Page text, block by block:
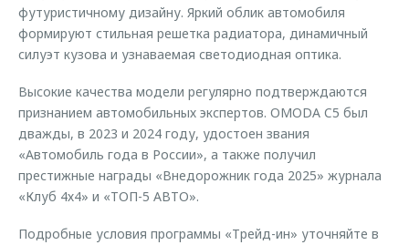
футуристичному дизайну. Яркий облик автомобиля
формируют стильная решетка радиатора, динамичный
силуэт кузова и узнаваемая светодиодная оптика.
Высокие качества модели регулярно подтверждаются
признанием автомобильных экспертов. OMODA C5 был
дважды, в 2023 и 2024 году, удостоен звания
«Автомобиль года в России», а также получил
престижные награды «Внедорожник года 2025» журнала
«Клуб 4х4» и «ТОП-5 АВТО».
Подробные условия программы «Трейд-ин» уточняйте в